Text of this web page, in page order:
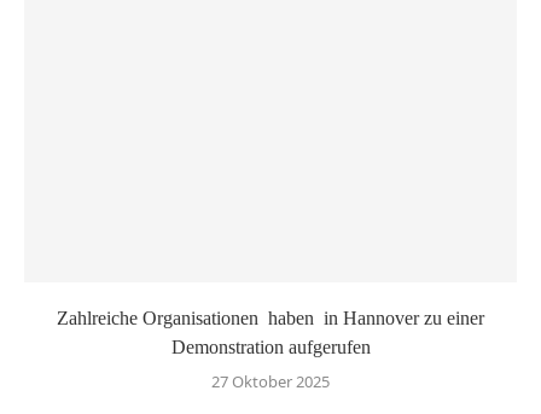
Zahlreiche Organisationen haben in Hannover zu einer
Demonstration aufgerufen
27 Oktober 2025